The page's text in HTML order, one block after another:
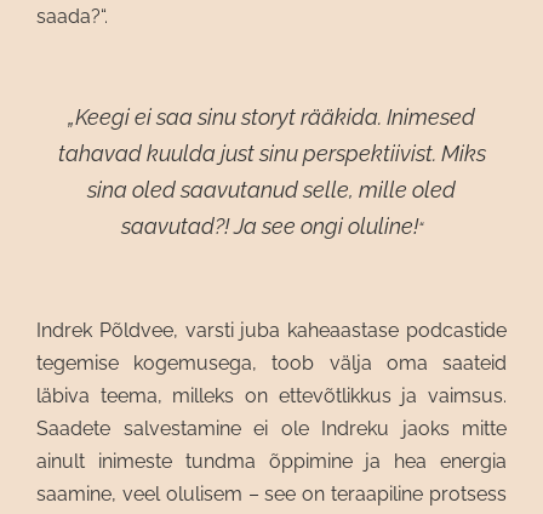
saada?“.
„Keegi ei saa sinu storyt rääkida. Inimesed
tahavad kuulda just sinu perspektiivist. Miks
sina oled saavutanud selle, mille oled
saavutad?! Ja see ongi oluline!“
Indrek Põldvee, varsti juba kaheaastase podcastide
tegemise kogemusega, toob välja oma saateid
läbiva teema, milleks on ettevõtlikkus ja vaimsus.
Saadete salvestamine ei ole Indreku jaoks mitte
ainult inimeste tundma õppimine ja hea energia
saamine, veel olulisem – see on teraapiline protsess